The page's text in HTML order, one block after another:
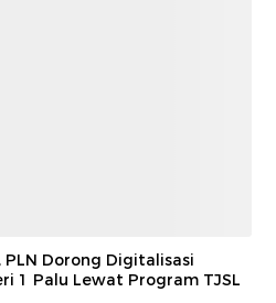
PLN Dorong Digitalisasi
1 Palu Lewat Program TJSL